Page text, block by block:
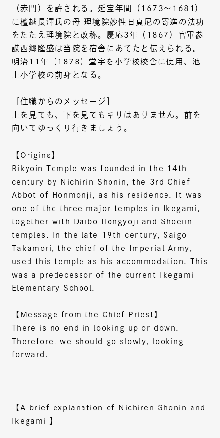
（赤門）を許される。延宝年間（1673〜1681）
に檀越長澤氏の母 理境院妙性日貞尼の寄進の法功
をたたえ理境院と改称。慶応3年（1867）官軍参
謀西郷隆盛は当院を宿舎にあてたと伝えられる。
明治11年（1878）堂宇を小学校校舎に使用、池
上小学校の前身となる。
［住職からのメッセージ］
上を見ても、下を見てもキリはありません。前を
向いてゆっくり行きましょう。
【Origins】
Rikyoin Temple was founded in the 14th
century by Nichirin Shonin, the 3rd Chief
Abbot of Honmonji, as his residence. It was
one of the three major temples in Ikegami,
together with Daibo Hongyoji and Shoeiin
temples. In the late 19th century, Saigo
Takamori, the chief of the Imperial Army,
used this temple as his accommodation. This
was a predecessor of the current Ikegami
Elementary School.
【Message from the Chief Priest】
There is no end in looking up or down.
Therefore, we should go slowly, looking
forward.
【A brief explanation of Nichiren Shonin and
Ikegami 】